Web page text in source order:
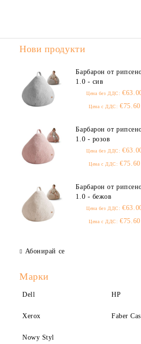
Нови продукти
Барбарон от
1.0 - сив
Цена без ДДС:
Цена с ДДС: €75.60
Барбарон от
1.0 - розов
Цена без ДДС:
Цена с ДДС: €75.60
Барбарон от
1.0 - бежов
Цена без ДДС:
Цена с ДДС: €75.60
Абонирай се
Марки
Dell HP
Xerox Faber
Nowy Styl